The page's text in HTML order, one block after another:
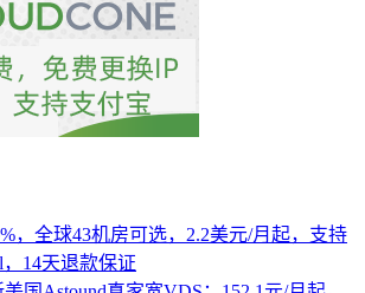
，全球43机房可选，2.2美元/月起，支持
，14天退款保证